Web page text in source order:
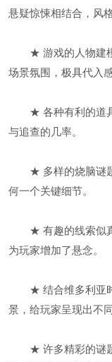
悬疑惊悚相结合，风
★ 游戏的人物建模
场景氛围，极具代入感
★ 各种有利的道具
与追查的几率。
★ 多样的烧脑谜题
何一个关键细节。
★ 有趣的线索似真
为玩家增加了悬念。
★ 结合维多利亚时
景，给玩家呈现出不
★ 许多精彩的谜题